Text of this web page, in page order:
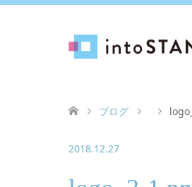
ブログ
2018.12.27